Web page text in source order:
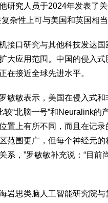
研究人员于2024年发表了
杂性上可与美国和英国相当
接口研究与其他科技发达
大应用范围。中国的侵入
在接近全球先进水平。
敏敏表示，美国在侵入式
较“北脑一号”和Neuralink的
置上有所不同，而且在记
范围更广，但每个神经元
系，”罗敏敏补充说：“目
岩思类脑人工智能研究院